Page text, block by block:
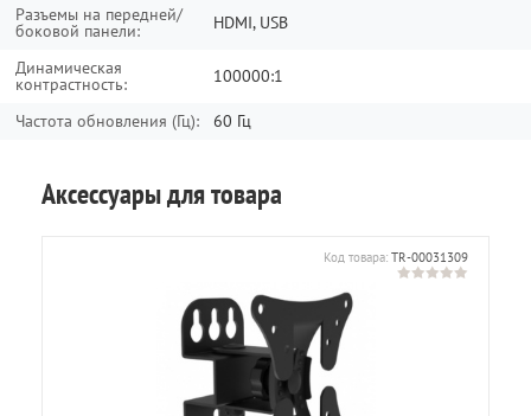
Разъемы на передней/
боковой панели: HDMI, USB
Динамическая
контрастность: 100000:1
Частота обновления (Гц): 60 Гц
Аксессуары для товара
Код товара: TR-00031309